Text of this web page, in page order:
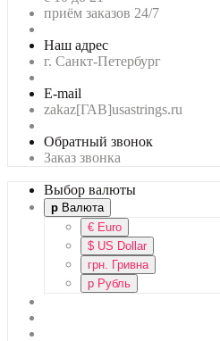
приём заказов 24/7
Наш адрес
г. Санкт-Петербург
E-mail
zakaz[ГАВ]usastrings.ru
Обратный звонок
Заказ звонка
Выбор валюты
р Валюта
€ Euro
$ US Dollar
грн. Гривна
р Рубль